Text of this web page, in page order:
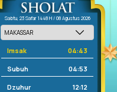
Sabtu, 23 Safar 1448 H / 08 Agustus 2026
Imsak 04:43
Subuh 04:53
Dzuhur 12:12